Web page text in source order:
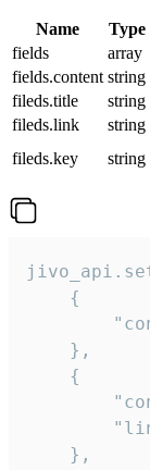
Name Type
fields
array
fields.content string
fileds.title
string
fileds.link
string
fileds.key
string
    {
    },
    {
    },